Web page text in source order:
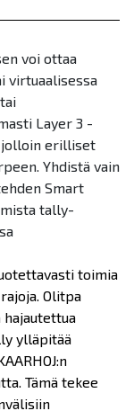
voi ottaa
virtuaalisessa
Layer 3 -
jolloin erilliset
Yhdistä vain
Smart
tally-
toimia
Olitpa
hajautettua
ylläpitää
Tämä tekee